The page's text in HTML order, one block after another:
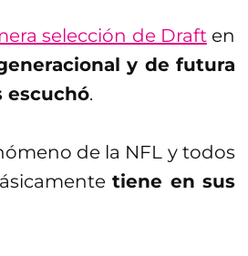
selección de Draften
y de futura
escuchó.
de la NFL y todos
tiene en sus